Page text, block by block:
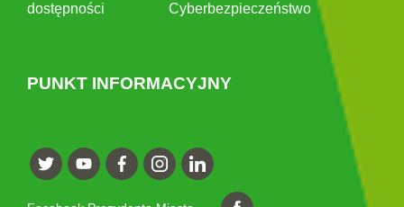
dostępności
Cyberbezpieczeństwo
PUNKT INFORMACYJNY